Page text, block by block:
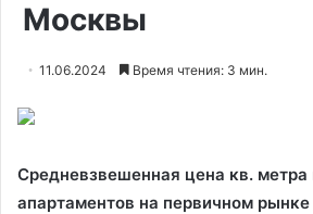
Москвы
11.06.2024 Время чтения: 3 мин.
Средневзвешенная цена кв. метра
апартаментов на первичном